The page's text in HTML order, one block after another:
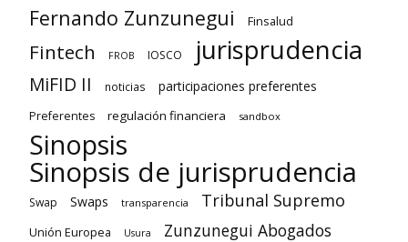
Fernando Zunzunegui Finsalud
Fintech FROB IOSCO jurisprudencia
MiFID II noticias participaciones preferentes
Preferentes regulación financiera sandbox
Sinopsis
Sinopsis de jurisprudencia
Swap Swaps transparencia Tribunal Supremo
Unión Europea Usura Zunzunegui Abogados